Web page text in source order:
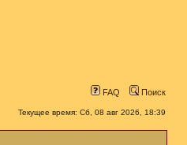
FAQ Поиск
Текущее время: Сб, 08 авг 2026, 18:39